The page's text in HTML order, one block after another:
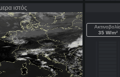
ιστός
35 W/m²